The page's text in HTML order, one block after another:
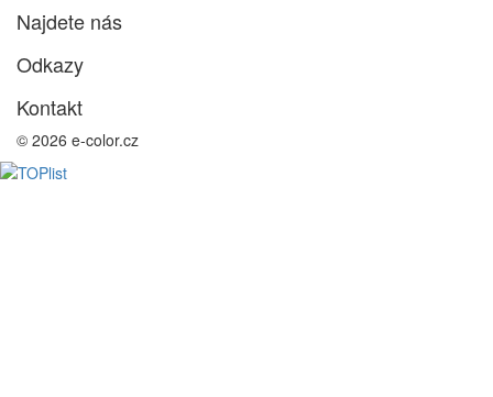
Najdete nás
Odkazy
Kontakt
© 2026 e-color.cz